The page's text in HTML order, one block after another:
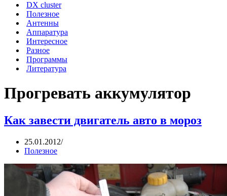
DX cluster
Полезное
Антенны
Аппаратура
Интересное
Разное
Программы
Литература
Прогревать аккумулятор
Как завести двигатель авто в мороз
25.01.2012
Полезное